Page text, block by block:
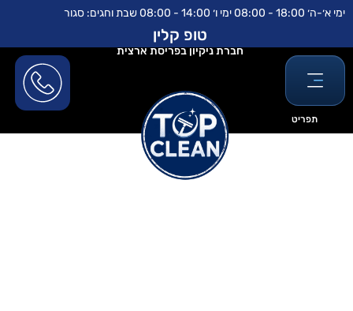
לתוכן
דילוג
ימי א׳-ה׳ 18:00 - 08:00 ימי ו׳ 14:00 - 08:00 שבת וחגים: סגור
תפריט
טופ קלין
חברת ניקיון בפריסת ארצית